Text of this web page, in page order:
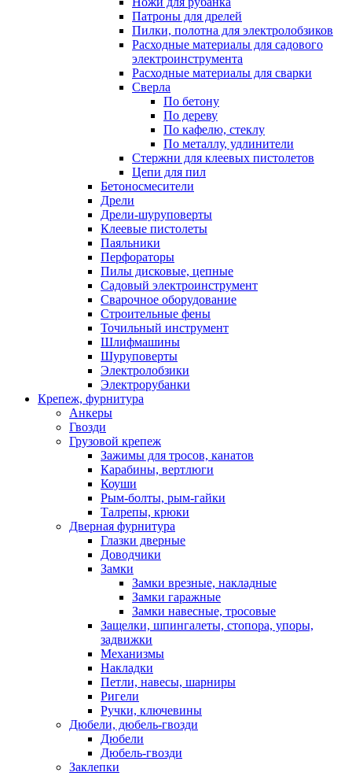
Патроны для дрелей
Пилки, полотна для электролобзиков
Расходные материалы для садового
электроинструмента
Расходные материалы для сварки
Сверла
По бетону
По дереву
По кафелю, стеклу
По металлу, удлинители
Стержни для клеевых пистолетов
Цепи для пил
Бетоносмесители
Дрели
Дрели-шуруповерты
Клеевые пистолеты
Паяльники
Перфораторы
Пилы дисковые, цепные
Садовый электроинструмент
Сварочное оборудование
Строительные фены
Точильный инструмент
Шлифмашины
Шуруповерты
Электролобзики
Электрорубанки
Крепеж, фурнитура
Анкеры
Гвозди
Грузовой крепеж
Зажимы для тросов, канатов
Карабины, вертлюги
Коуши
Рым-болты, рым-гайки
Талрепы, крюки
Дверная фурнитура
Глазки дверные
Доводчики
Замки
Замки врезные, накладные
Замки гаражные
Замки навесные, тросовые
Защелки, шпингалеты, стопора, упоры,
задвижки
Механизмы
Накладки
Петли, навесы, шарниры
Ригели
Ручки, ключевины
Дюбели, дюбель-гвозди
Дюбели
Дюбель-гвозди
Заклепки